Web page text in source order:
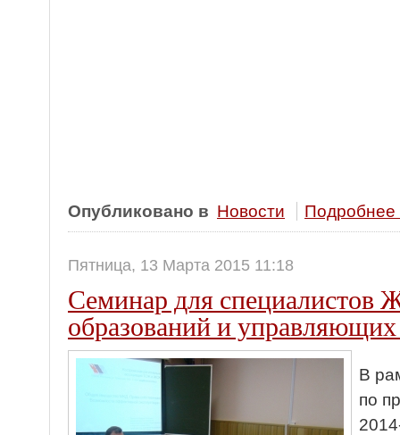
Опубликовано в Новости Подробнее
Пятница, 13 Марта 2015 11:18
Семинар для
образований и
В
по